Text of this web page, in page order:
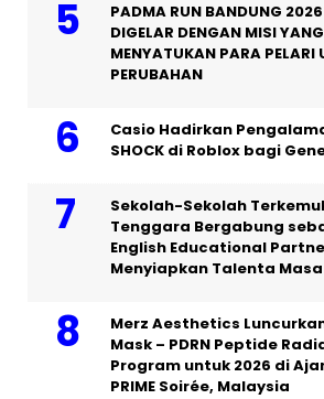
PADMA RUN BANDUNG
DIGELAR DENGAN MISI
MENYATUKAN PARA PELARI
PERUBAHAN
Casio Hadirkan
SHOCK di Roblox bagi
Sekolah-Sekolah
Tenggara Bergabung
English Educational
Menyiapkan Talenta
Merz Aesthetics
Mask – PDRN Peptide
Program untuk 2026 di
PRIME Soirée, Malaysia